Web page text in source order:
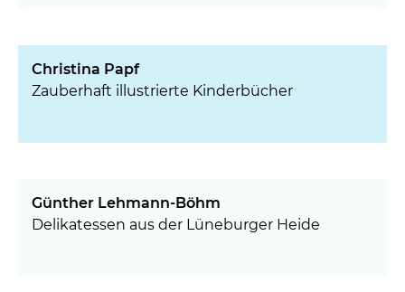
Christina Papf
Zauberhaft illustrierte Kinderbücher
Günther Lehmann-Böhm
Delikatessen aus der Lüneburger Heide